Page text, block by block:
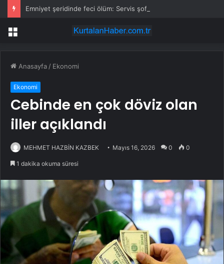
Menü
Anasayfa / Ekonomi
Ekonomi
Cebinde en çok döviz olan
iller açıklandı
MEHMET HAZBİN KAZBEK Mayıs 16, 2026 0 0
1 dakika okuma süresi